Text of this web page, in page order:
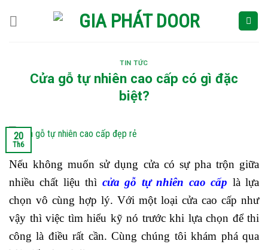
TIN TỨC
Cửa gỗ tự nhiên cao cấp có gì đặc
biệt?
20
Th6
Nếu không muốn sử dụng cửa có sự pha trộn giữa
nhiều chất liệu thì cửa gỗ tự nhiên cao cấp là lựa
chọn vô cùng hợp lý. Với một loại cửa cao cấp như
vậy thì việc tìm hiểu kỹ nó trước khi lựa chọn để thi
công là điều rất cần. Cùng chúng tôi khám phá qua